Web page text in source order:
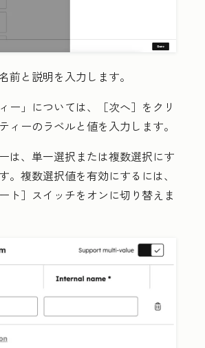
前と 説明を入力します。
ー」については、
［次へ］をクリ
ィーのラベルと値を入力します。
は、単一選択または複数選択にす
。複数選択値を有効にするには、
ト］ スイッチをオンに切り替えま